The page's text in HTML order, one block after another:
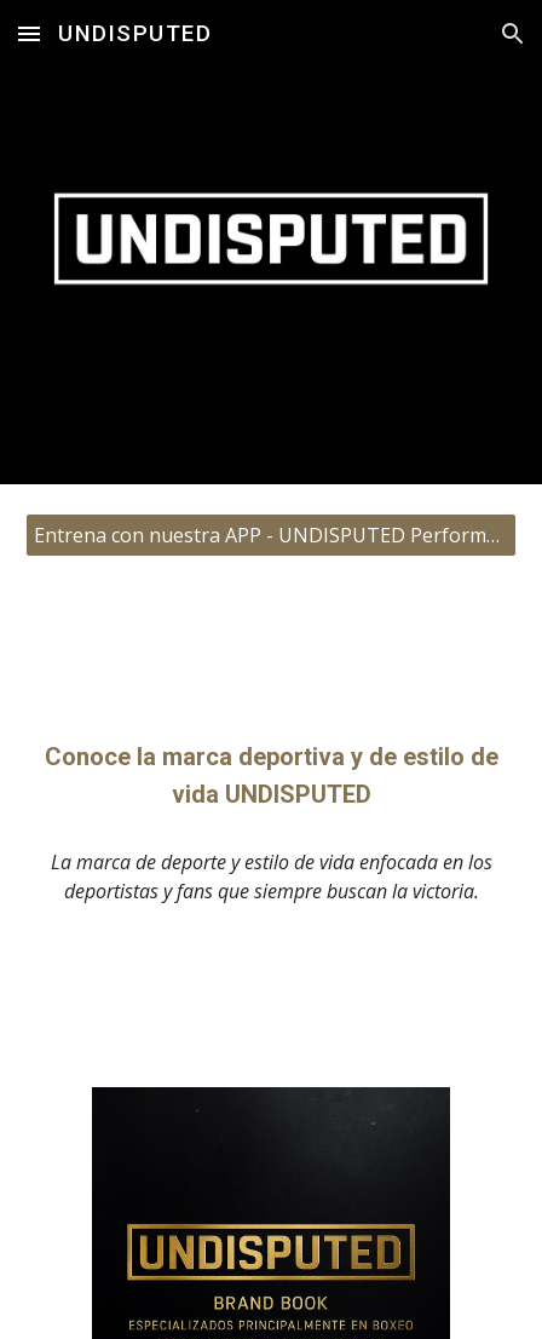
Skip to main content Skip to navigation
UNDISPUTED
Entrena con nuestra APP - UNDISPUTED Performance
Conoce la marca deportiva y de estilo de
vida UNDISPUTED
La marca de deporte y estilo de vida enfocada en los
deportistas y fans que siempre buscan la victoria.